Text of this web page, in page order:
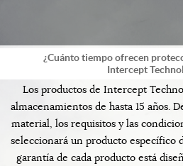
¿Cuánto tiempo ofrecen
Intercept
Los productos de Intercept
almacenamientos de hasta 15 años.
material, los requisitos y las
seleccionará un producto específico
garantía de cada producto está